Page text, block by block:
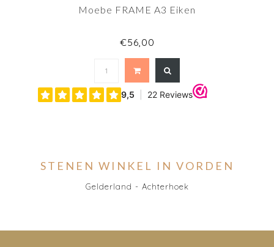
Moebe FRAME A3 Eiken
€56,00
STENEN WINKEL IN VORDEN
Gelderland - Achterhoek